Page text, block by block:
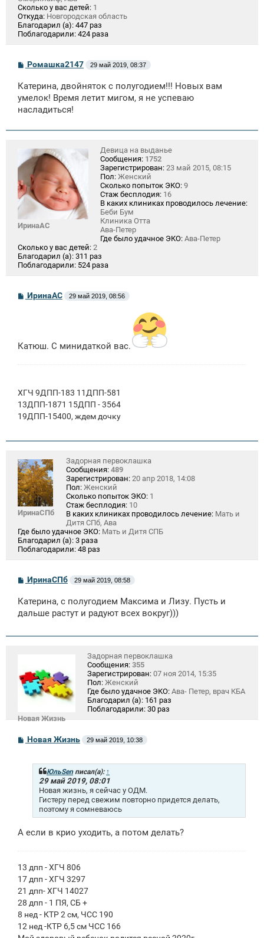
Сколько у вас детей: 1
Откуда: Новгородская область
Благодарил (а): 447 раз
Поблагодарили: 424 раза
С
б
щ
н
е
Ромашка2147 29 май 2019, 08:37
Катерина, двойняток с полугодием!!! Новых вам
умелок! Время летит мигом, я не успеваю
насладиться!
ИринаАС
Девица на выданье
Сообщения: 1752
Зарегистрирован: 23 май 2015, 08:15
Пол: Женский
Сколько попыток ЭКО: 9
Стаж бесплодия: 16
В каких клиниках проводилось лечение:
Беби Бум
Клиника Отта
Ава-Петер
Где было удачное ЭКО: Ава-Петер
Сколько у вас детей: 2
Благодарил (а): 311 раз
Поблагодарили: 524 раза
С
н
ИринаАС 29 май 2019, 08:56
Катюш. С минидаткой вас.
ХГЧ 9ДПП-183 11ДПП-581
13ДПП-1871 15ДПП - 3564
19ДПП-15400, ждем дочку
ИринаСПб
Задорная первоклашка
Сообщения: 489
Зарегистрирован: 20 апр 2018, 14:08
Пол: Женский
Сколько попыток ЭКО: 1
Стаж бесплодия: 10
В каких клиниках проводилось лечение: Мать и
Дитя СПб, Ава
Где было удачное ЭКО: Мать и Дитя СПБ
Благодарил (а): 3 раза
Поблагодарили: 48 раз
С
о
б
щ
и
ИринаСПб 29 май 2019, 08:58
Катерина, с полугодием Максима и Лизу. Пусть и
дальше растут и радуют всех вокруг)))
Новая Жизнь
Задорная первоклашка
Сообщения: 355
Зарегистрирован: 07 ноя 2014, 15:35
Пол: Женский
Где было удачное ЭКО: Ава- Петер, врач КБА
Благодарил (а): 161 раз
Поблагодарили: 30 раз
С
о
Новая Жизнь 29 май 2019, 10:38
ЮльSenписал(а): ↑
29 май 2019, 08:01
Новая жизнь, я сейчас у ОДМ.
Гистеру перед свежим повторно придется делать,
поэтому я сомневаюсь
А если в крио уходить, а потом делать?
13 дпп - ХГЧ 806
17 дпп - ХГЧ 3297
21 дпп- ХГЧ 14027
28 дпп - 1 ПЯ, СБ +
8 нед - КТР 2 см, ЧСС 190
12 нед -КТР 6,5 см ЧСС 166